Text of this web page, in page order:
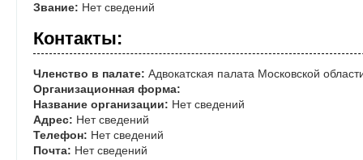
Звание: Нет сведений
Контакты:
Членство в палате: Адвокатская палата Московской
Организационная форма:
Название организации: Нет сведений
Адрес: Нет сведений
Телефон: Нет сведений
Почта: Нет сведений